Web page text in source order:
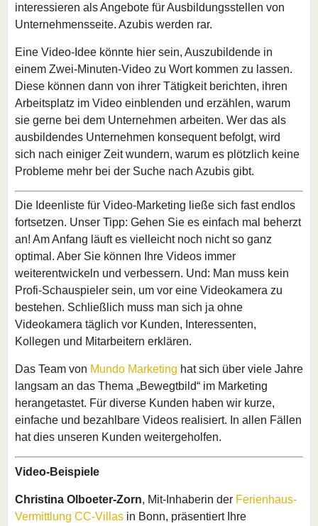
interessieren als Angebote für Ausbildungsstellen von
Unternehmensseite. Azubis werden rar.
Eine Video-Idee könnte hier sein, Auszubildende in
einem Zwei-Minuten-Video zu Wort kommen zu lassen.
Diese können dann von ihrer Tätigkeit berichten, ihren
Arbeitsplatz im Video einblenden und erzählen, warum
sie gerne bei dem Unternehmen arbeiten. Wer das als
ausbildendes Unternehmen konsequent befolgt, wird
sich nach einiger Zeit wundern, warum es plötzlich keine
Probleme mehr bei der Suche nach Azubis gibt.
Die Ideenliste für Video-Marketing ließe sich fast endlos
fortsetzen. Unser Tipp: Gehen Sie es einfach mal beherzt
an! Am Anfang läuft es vielleicht noch nicht so ganz
optimal. Aber Sie können Ihre Videos immer
weiterentwickeln und verbessern. Und: Man muss kein
Profi-Schauspieler sein, um vor eine Videokamera zu
bestehen. Schließlich muss man sich ja ohne
Videokamera täglich vor Kunden, Interessenten,
Kollegen und Mitarbeitern erklären.
Das Team von Mundo Marketing hat sich über viele Jahre
langsam an das Thema „Bewegtbild“ im Marketing
herangetastet. Für diverse Kunden haben wir kurze,
einfache und bezahlbare Videos realisiert. In allen Fällen
hat dies unseren Kunden weitergeholfen.
Video-Beispiele
Christina Olboeter-Zorn, Mit-Inhaberin der Ferienhaus-
Vermittlung CC-Villas in Bonn, präsentiert Ihre